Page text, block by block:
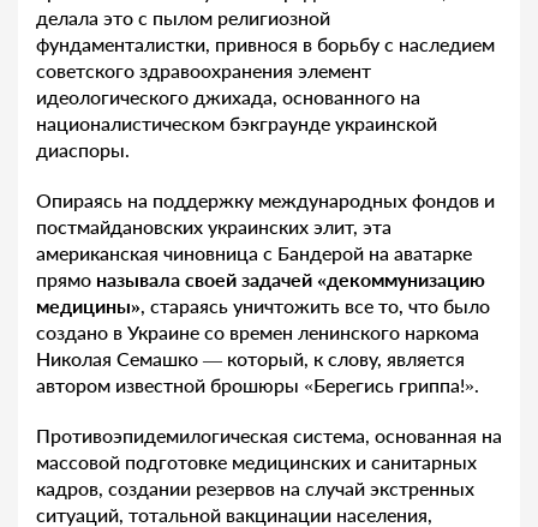
делала это с пылом религиозной
фундаменталистки, привнося в борьбу с наследием
советского здравоохранения элемент
идеологического джихада, основанного на
националистическом бэкграунде украинской
диаспоры.
Опираясь на поддержку международных фондов и
постмайдановских украинских элит, эта
американская чиновница с Бандерой на аватарке
прямо называла своей задачей «декоммунизацию
медицины», стараясь уничтожить все то, что было
создано в Украине со времен ленинского наркома
Николая Семашко — который, к слову, является
автором известной брошюры «Берегись гриппа!».
Противоэпидемилогическая система, основанная на
массовой подготовке медицинских и санитарных
кадров, создании резервов на случай экстренных
ситуаций, тотальной вакцинации населения,